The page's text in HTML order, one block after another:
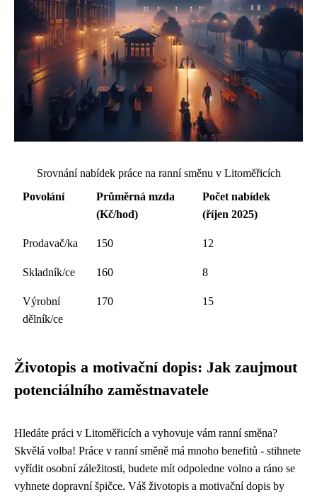
Srovnání nabídek práce na ranní směnu v Litoměřicích
Povolání
Průměrná mzda
(Kč/hod)
Počet nabídek
(říjen 2025)
Prodavač/ka 150 12
Skladník/ce 160 8
Výrobní
dělník/ce
170 15
Životopis a motivační dopis: Jak zaujmout
potenciálního zaměstnavatele
Hledáte práci v Litoměřicích a vyhovuje vám ranní směna?
Skvělá volba! Práce v ranní směně má mnoho benefitů - stihnete
vyřídit osobní záležitosti, budete mít odpoledne volno a ráno se
vyhnete dopravní špičce. Váš životopis a motivační dopis by